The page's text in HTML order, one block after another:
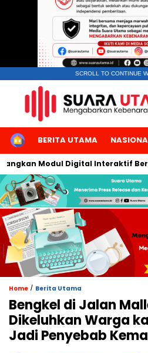
SCROLL TO CONTINUE
HOMEBERITA UTAMA
Modul Digital Interaktif
Home / Berita Utama
Bengkel di Jalan
Dikeluhkan Warga
Jadi Penyebab